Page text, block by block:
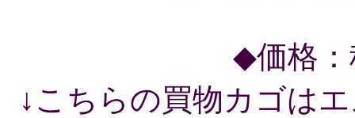
◆価格
↓こちらの買物カゴは